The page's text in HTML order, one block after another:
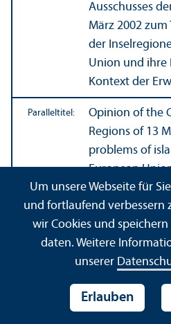
Ausschusses
März 2002
der
Union und ihre
Kontext der
Paralleltitel:
Opinion of the
Regions of 13
problems of
European
enlargement
Titel der
Serie:
Ausschuß der
Ausschuß der
Amt für
Um unsere Webseite für
und fortlaufend verbessern
wir Cookies und
daten. Weitere
unserer
Erlauben